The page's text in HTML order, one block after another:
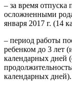
– за время отпуска
осложненными
января 2017 г. (14
– период работы
ребенком до 3 лет
календарных дней
календарных дней).